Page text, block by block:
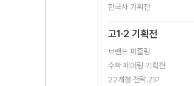
한국사 기획전
고1·2 기획전
브랜드 퍼즐링
수학 페어링 기획전
22개정 전략.ZIP